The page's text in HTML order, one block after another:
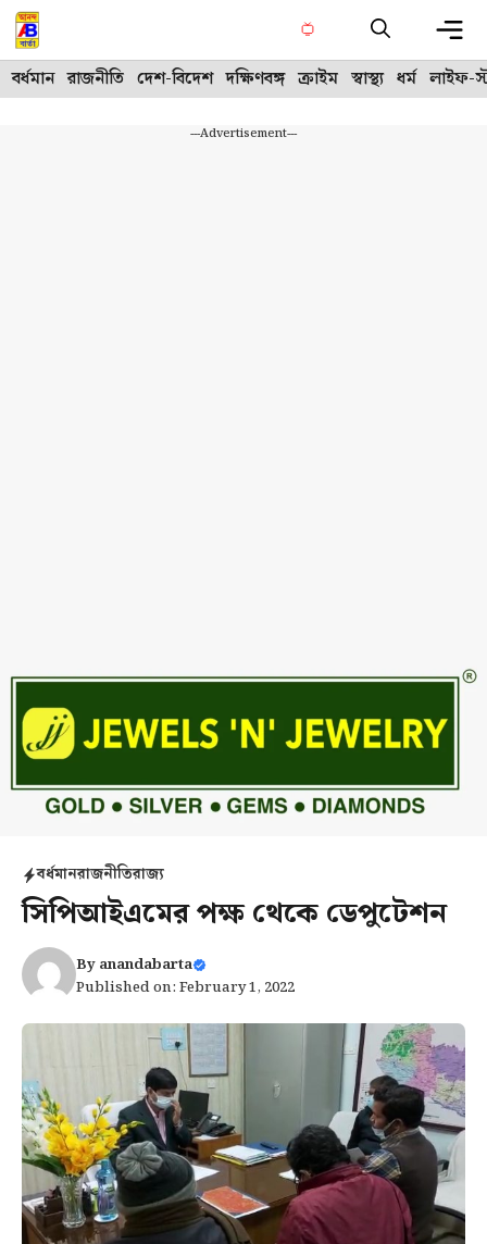
Skip
to
content
বর্ধমান রাজনীতি দেশ-বিদেশ দক্ষিণবঙ্গ ক্রাইম স্বাস্থ্য ধর্ম লাইফ-
---Advertisement---
বর্ধমানরাজনীতিরাজ্য
সিপিআইএমের পক্ষ থেকে ডেপুটেশন
Byanandabarta
Published on: February 1, 2022